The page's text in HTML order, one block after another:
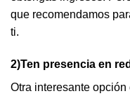
que recomendamos
ti.
2)Ten presencia en
Otra interesante opción